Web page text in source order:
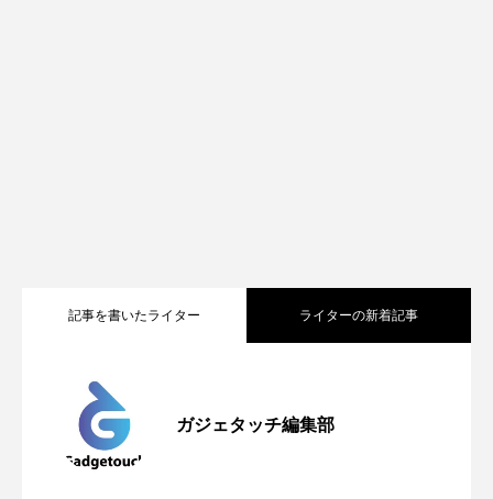
記事を書いたライター ライターの新着記事
ガジェタッチ編集部
2026.05.04
2026.04.24